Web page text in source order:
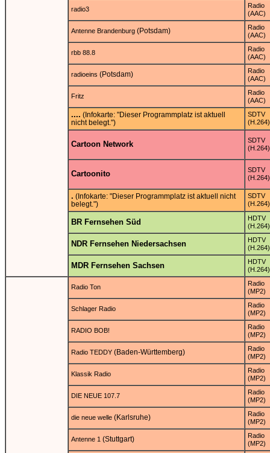
radio3
Radio
(AAC)
Antenne Brandenburg (Potsdam)
Radio
(AAC)
rbb 88.8
Radio
(AAC)
radioeins (Potsdam)
Radio
(AAC)
Fritz
Radio
(AAC)
.... (Infokarte: "Dieser Programmplatz ist aktuell
nicht belegt.")
SDTV
(H.264)
Cartoon Network
SDTV
(H.264)
Cartoonito
SDTV
(H.264)
. (Infokarte: "Dieser Programmplatz ist aktuell nicht
belegt.")
SDTV
(H.264)
BR Fernsehen Süd
HDTV
(H.264)
NDR Fernsehen Niedersachsen
HDTV
(H.264)
MDR Fernsehen Sachsen
HDTV
(H.264)
Radio Ton
Radio
(MP2)
Schlager Radio
Radio
(MP2)
RADIO BOB!
Radio
(MP2)
Radio TEDDY (Baden-Württemberg)
Radio
(MP2)
Klassik Radio
Radio
(MP2)
DIE NEUE 107.7
Radio
(MP2)
die neue welle (Karlsruhe)
Radio
(MP2)
Antenne 1 (Stuttgart)
Radio
(MP2)